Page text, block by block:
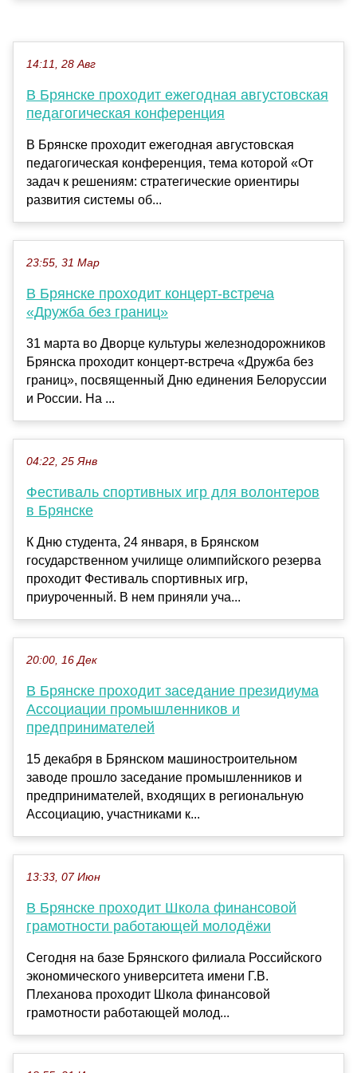
14:11, 28 Авг
В Брянске проходит ежегодная августовская
педагогическая конференция
В Брянске проходит ежегодная августовская
педагогическая конференция, тема которой «От
задач к решениям: стратегические ориентиры
развития системы об...
23:55, 31 Мар
В Брянске проходит концерт-встреча
«Дружба без границ»
31 марта во Дворце культуры железнодорожников
Брянска проходит концерт-встреча «Дружба без
границ», посвященный Дню единения Белоруссии
и России. На ...
04:22, 25 Янв
Фестиваль спортивных игр для волонтеров
в Брянске
К Дню студента, 24 января, в Брянском
государственном училище олимпийского резерва
проходит Фестиваль спортивных игр,
приуроченный. В нем приняли уча...
20:00, 16 Дек
В Брянске проходит заседание президиума
Ассоциации промышленников и
предпринимателей
15 декабря в Брянском машиностроительном
заводе прошло заседание промышленников и
предпринимателей, входящих в региональную
Ассоциацию, участниками к...
13:33, 07 Июн
В Брянске проходит Школа финансовой
грамотности работающей молодёжи
Сегодня на базе Брянского филиала Российского
экономического университета имени Г.В.
Плеханова проходит Школа финансовой
грамотности работающей молод...